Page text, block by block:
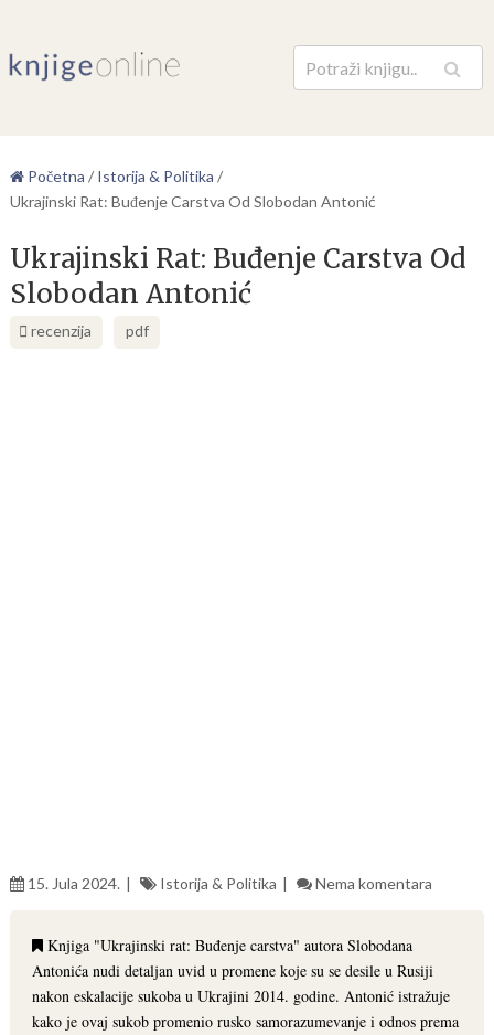
Pretraga
Početna / Istorija & Politika /
Ukrajinski Rat: Buđenje Carstva Od Slobodan Antonić
Ukrajinski Rat: Buđenje Carstva Od
Slobodan Antonić
recenzija pdf
15. Jula 2024. Istorija & Politika Nema komentara
Knjiga "Ukrajinski rat: Buđenje carstva" autora Slobodana
Antonića nudi detaljan uvid u promene koje su se desile u Rusiji
nakon eskalacije sukoba u Ukrajini 2014. godine. Antonić istražuje
kako je ovaj sukob promenio rusko samorazumevanje i odnos prema